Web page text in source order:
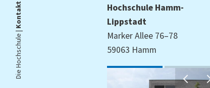
Die Hochschule |
Kontakt
Hochschule Hamm-
Lippstadt
Marker Allee 76–78
59063 Hamm